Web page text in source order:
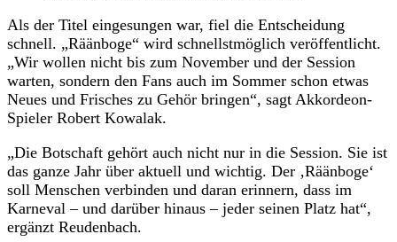
Als der Titel eingesungen war, fiel die Entscheidung
schnell. „Räänboge“ wird schnellstmöglich veröffentlicht.
„Wir wollen nicht bis zum November und der Session
warten, sondern den Fans auch im Sommer schon etwas
Neues und Frisches zu Gehör bringen“, sagt Akkordeon-
Spieler Robert Kowalak.
„Die Botschaft gehört auch nicht nur in die Session. Sie ist
das ganze Jahr über aktuell und wichtig. Der ‚Räänboge‘
soll Menschen verbinden und daran erinnern, dass im
Karneval – und darüber hinaus – jeder seinen Platz hat“,
ergänzt Reudenbach.